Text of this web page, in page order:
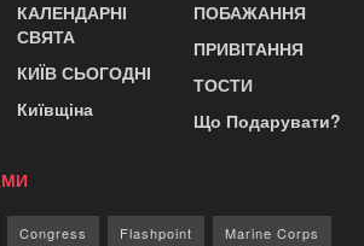
КАЛЕНДАРНІ
СВЯТА
КИЇВ СЬОГОДНІ
Київщіна
ПОБАЖАННЯ
ПРИВІТАННЯ
ТОСТИ
Що Подарувати?
Congress Flashpoint Marine Corps